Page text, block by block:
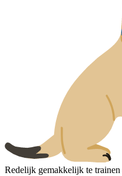
Redelijk gemakkelijk te trainen